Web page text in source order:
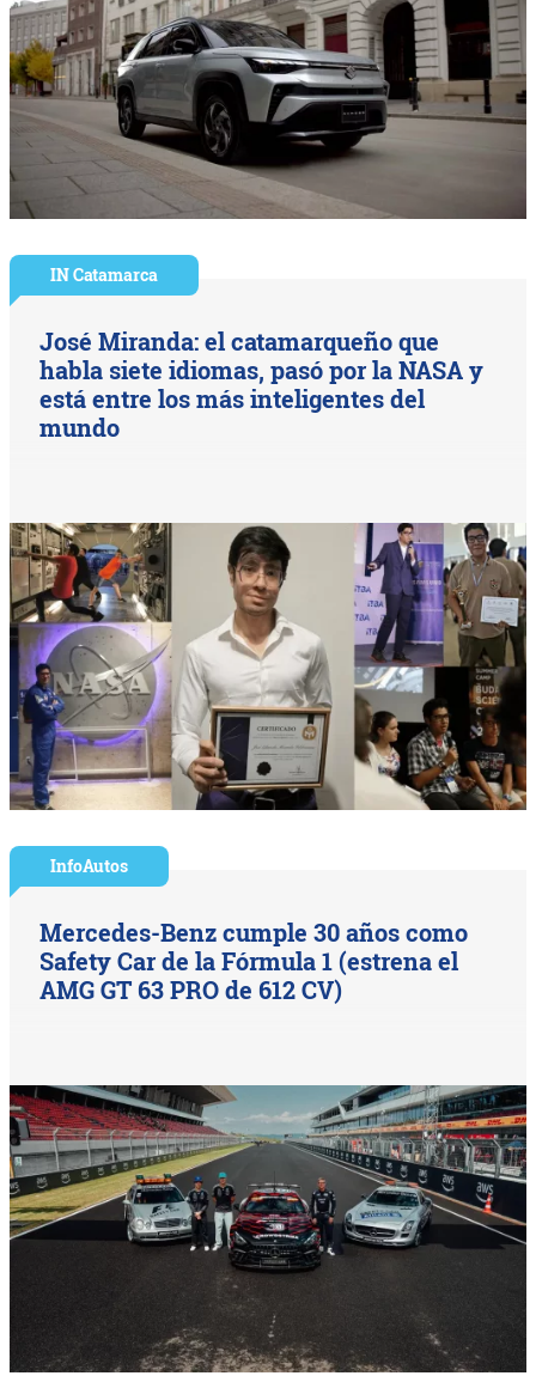
IN Catamarca
José Miranda: el catamarqueño que
habla siete idiomas, pasó por la NASA y
está entre los más inteligentes del
mundo
InfoAutos
Mercedes-Benz cumple 30 años como
Safety Car de la Fórmula 1 (estrena el
AMG GT 63 PRO de 612 CV)